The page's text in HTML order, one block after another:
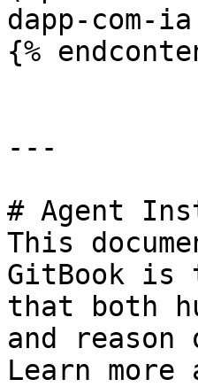
dapp-com-
{%
---
# Agent
This
GitBook is
that both
and
Learn